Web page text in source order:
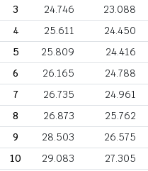
3
24.746 23.088
4
25.611 24.450
5
25.809 24.416
6
26.165 24.788
7
26.735 24.961
8
26.873 25.762
9
28.503 26.575
10
29.083 27.305